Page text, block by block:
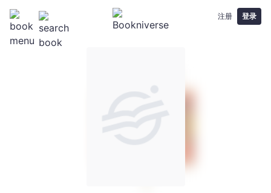
注册 登录